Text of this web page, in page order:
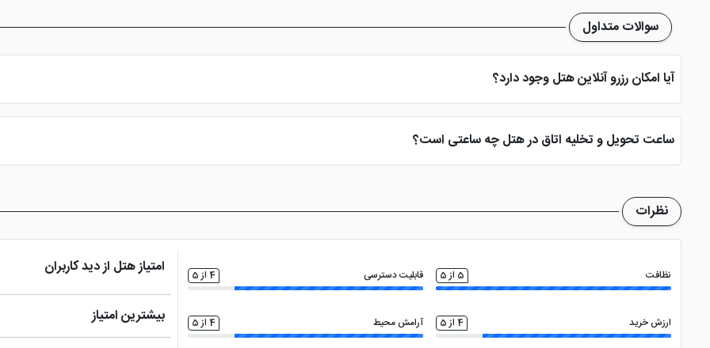
سوالات متداول
آیا امکان رزرو آنلاین هتل وجود دارد؟
بله، با انتخاب تاریخ ورود و خروج، نوع اتاق و تعداد نفرات می توانید پس از پرداخت در درگاه بانکی، رزرو آنلاین خود را نهایی و واچر هتل را دریافت
ساعت تحویل و تخلیه اتاق در هتل چه ساعتی است؟
ساعت تحویل اتاق ساعت 2 بعد از ظهر و ساعت تخلیه اتاق 12 ظهر می باشد
نظرات
نظافت 5 از 5 قابلیت دسترسی 4 از 5
ارزش خرید 4 از 5 آرامش محیط 4 از 5
امتیاز هتل از دید کاربران
بیشترین امتیاز